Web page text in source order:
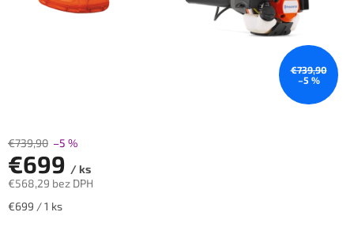
€739,90
–5 %
€739,90 –5 %
€699 / ks
€568,29 bez DPH
Jednotková
€699 / 1 ks